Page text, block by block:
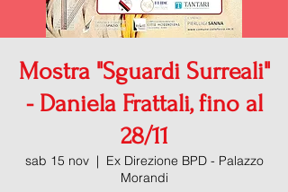
Mostra "Sguardi Surreali"
- Daniela Frattali, fino al
28/11
sab 15 nov
  |
Ex Direzione BPD - Palazzo
Morandi